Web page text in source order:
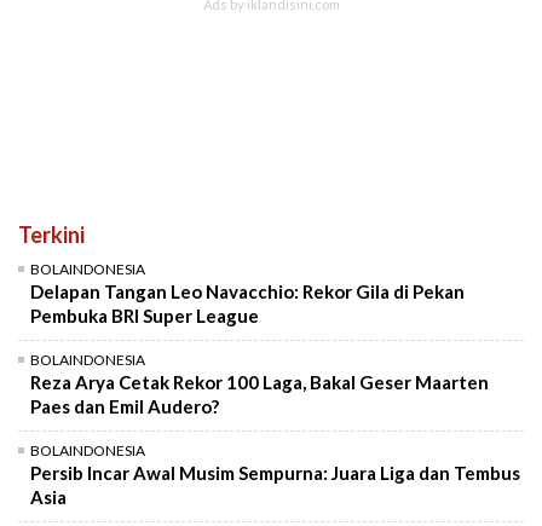
Terkini
BOLAINDONESIA
Delapan Tangan Leo Navacchio: Rekor Gila di Pekan
Pembuka BRI Super League
BOLAINDONESIA
Reza Arya Cetak Rekor 100 Laga, Bakal Geser Maarten
Paes dan Emil Audero?
BOLAINDONESIA
Persib Incar Awal Musim Sempurna: Juara Liga dan Tembus
Asia